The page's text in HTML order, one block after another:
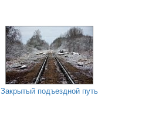
Закрытый подъездной путь